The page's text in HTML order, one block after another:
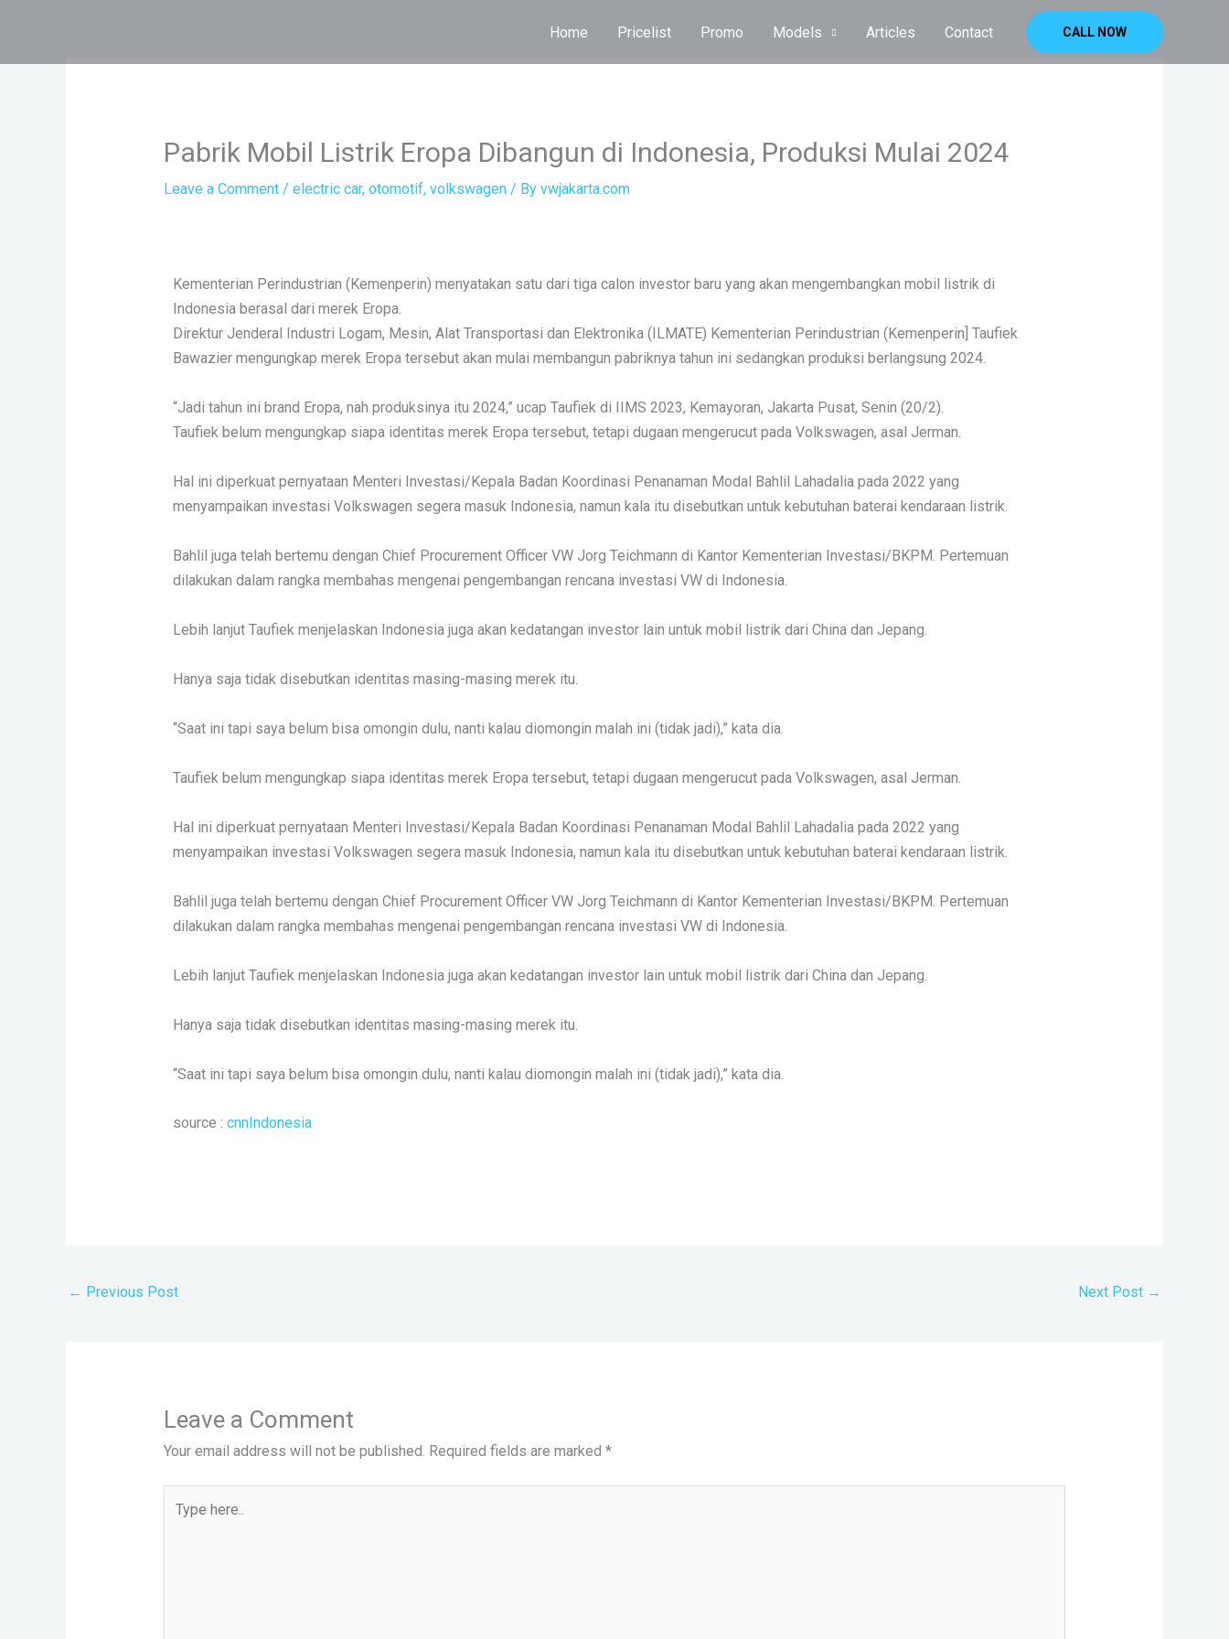
content
Home Pricelist Promo Models Articles Contact CALL NOW
Pabrik Mobil Listrik Eropa Dibangun di Indonesia, Produksi Mulai 2024
Leave a Comment / electric car, otomotif, volkswagen/ By vwjakarta.com
Kementerian Perindustrian (Kemenperin) menyatakan satu dari tiga calon investor baru yang akan mengembangkan mobil listrik di
Indonesia berasal dari merek Eropa.
Direktur Jenderal Industri Logam, Mesin, Alat Transportasi dan Elektronika (ILMATE) Kementerian Perindustrian (Kemenperin] Taufiek
Bawazier mengungkap merek Eropa tersebut akan mulai membangun pabriknya tahun ini sedangkan produksi berlangsung 2024.
“Jadi tahun ini brand Eropa, nah produksinya itu 2024,” ucap Taufiek di IIMS 2023, Kemayoran, Jakarta Pusat, Senin (20/2).
Taufiek belum mengungkap siapa identitas merek Eropa tersebut, tetapi dugaan mengerucut pada Volkswagen, asal Jerman.
Hal ini diperkuat pernyataan Menteri Investasi/Kepala Badan Koordinasi Penanaman Modal Bahlil Lahadalia pada 2022 yang
menyampaikan investasi Volkswagen segera masuk Indonesia, namun kala itu disebutkan untuk kebutuhan baterai kendaraan listrik.
Bahlil juga telah bertemu dengan Chief Procurement Officer VW Jorg Teichmann di Kantor Kementerian Investasi/BKPM. Pertemuan
dilakukan dalam rangka membahas mengenai pengembangan rencana investasi VW di Indonesia.
Lebih lanjut Taufiek menjelaskan Indonesia juga akan kedatangan investor lain untuk mobil listrik dari China dan Jepang.
Hanya saja tidak disebutkan identitas masing-masing merek itu.
“Saat ini tapi saya belum bisa omongin dulu, nanti kalau diomongin malah ini (tidak jadi),” kata dia.
Taufiek belum mengungkap siapa identitas merek Eropa tersebut, tetapi dugaan mengerucut pada Volkswagen, asal Jerman.
Hal ini diperkuat pernyataan Menteri Investasi/Kepala Badan Koordinasi Penanaman Modal Bahlil Lahadalia pada 2022 yang
menyampaikan investasi Volkswagen segera masuk Indonesia, namun kala itu disebutkan untuk kebutuhan baterai kendaraan listrik.
Bahlil juga telah bertemu dengan Chief Procurement Officer VW Jorg Teichmann di Kantor Kementerian Investasi/BKPM. Pertemuan
dilakukan dalam rangka membahas mengenai pengembangan rencana investasi VW di Indonesia.
Lebih lanjut Taufiek menjelaskan Indonesia juga akan kedatangan investor lain untuk mobil listrik dari China dan Jepang.
Hanya saja tidak disebutkan identitas masing-masing merek itu.
“Saat ini tapi saya belum bisa omongin dulu, nanti kalau diomongin malah ini (tidak jadi),” kata dia.
source : cnnIndonesia
← Previous Post Next Post →
Leave a Comment
Your email address will not be published. Required fields are marked *
here..